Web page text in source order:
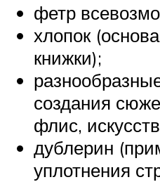
фетр
хлопок
книжки);
создания
флис,
дублерин
уплотнения